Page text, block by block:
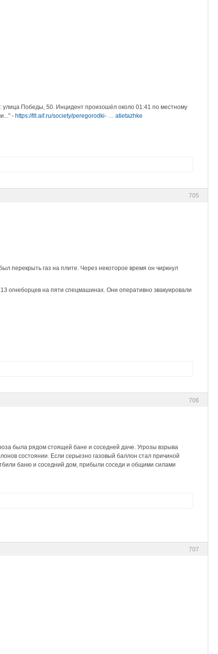
улица Победы, 50. Инцидент произошёл около 01:41 по местному
-https://tlt.aif.ru/society/peregorodki- … atietazhke
705
перекрыть газ на плите. Через некоторое время он чиркнул
огнеборцев на пяти спецмашинах. Они оперативно эвакуировали
706
была рядом стоящей бане и соседней даче. Угрозы взрыва
состоянии. Если серьезно газовый баллон стал причиной
баню и соседний дом, прибыли соседи и общими силами
707